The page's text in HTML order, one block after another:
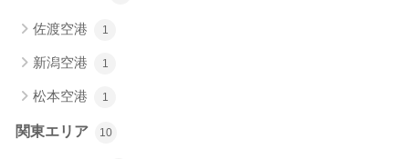
佐渡空港 1
新潟空港 1
松本空港 1
関東エリア 10